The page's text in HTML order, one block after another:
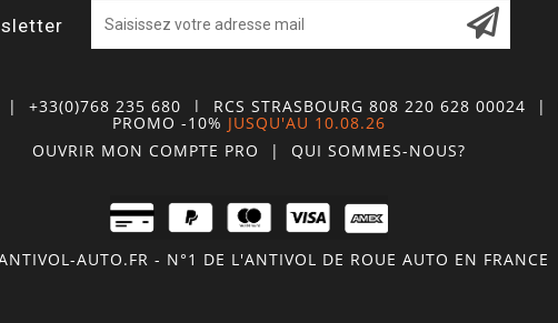
+33(0)768 235 680 | RCS STRASBOURG 808 220 628 00024 |
PROMO -10% JUSQU'AU 10.08.26
OUVRIR MON COMPTE PRO | QUI SOMMES-NOUS?
AUTO.FR - N°1 DE L'ANTIVOL DE ROUE AUTO EN FRANCE